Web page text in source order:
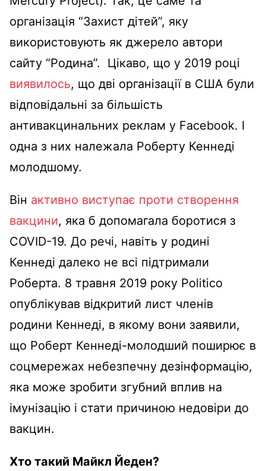
організація “Захист дітей”, яку
використовують як джерело автори
сайту “Родина”. Цікаво, що у 2019 році
виявилось, що дві організації в США були
відповідальні за більшість
антивакцинальних реклам у Facebook. І
одна з них належала Роберту Кеннеді
молодшому.
Він активно виступає проти створення
вакцини, яка б допомагала боротися з
COVID-19. До речі, навіть у родині
Кеннеді далеко не всі підтримали
Роберта. 8 травня 2019 року Politico
опублікував відкритий лист членів
родини Кеннеді, в якому вони заявили,
що Роберт Кеннеді-молодший поширює в
соцмережах небезпечну дезінформацію,
яка може зробити згубний вплив на
імунізацію і стати причиною недовіри до
вакцин.
Хто такий Майкл Йеден?